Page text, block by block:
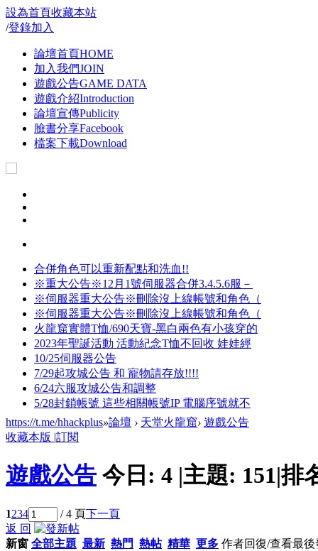
設為首頁收藏本站
/登錄加入
論壇首頁HOME
加入我們JOIN
遊戲公告GAME DATA
遊戲介紹Introduction
論壇宣傳Publicity
臉書分享Facebook
檔案下載Download
合併角色可以重新配點和洗血!!
※重大公告※12月1號伺服器合併3.4.5.6服－
※伺服器重大公告※刪除沒上線帳號和角色（
※伺服器重大公告※刪除沒上線帳號和角色（
火龍窟實體T恤/690天寶-黑白兩色有小孩穿的
2023年聖誕活動 活動紀念T恤不回收 娃娃經
10/25伺服器公告
7/29起攻城公告 和 寵物請存放!!!!
6/24六服攻城公告和調整
5/28封鎖帳號 這些相關帳號IP 電腦序號就不
https://t.me/hhackplus»論壇 › 天堂火龍窟› 遊戲公告
收藏本版 |訂閱
遊戲公告 今日: 4 |主題: 151|排
1234 / 4 頁下一頁
返 回
新窗 全部主題 最新 熱門 熱帖 精華 更多 作者回復/查看最後